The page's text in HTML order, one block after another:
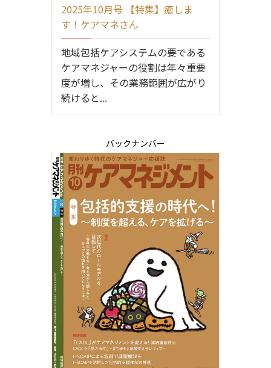
2025年10月号 【特集】癒しま
す！ケアマネさん
地域包括ケアシステムの要である
ケアマネジャーの役割は年々重要
度が増し、その業務範囲が広がり
続けると...
バックナンバー